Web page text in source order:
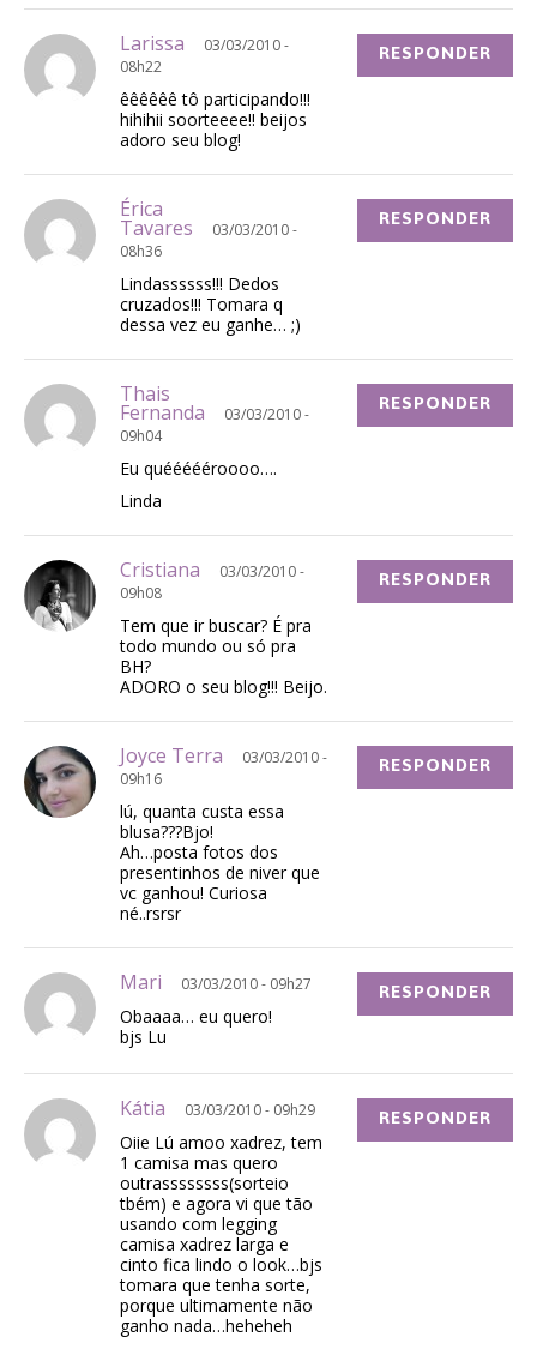
Larissa
03/03/2010 -
08h22
êêêêêê tô participando!!!
hihihii soorteeee!! beijos
adoro seu blog!
RESPONDER
Érica
Tavares
03/03/2010 -
08h36
Lindassssss!!! Dedos
cruzados!!! Tomara q
dessa vez eu ganhe… ;)
RESPONDER
Thais
Fernanda
03/03/2010 -
09h04
Eu quéééééroooo….
Linda
RESPONDER
Cristiana
03/03/2010 -
09h08
Tem que ir buscar? É pra
todo mundo ou só pra
BH?
ADORO o seu blog!!! Beijo.
RESPONDER
Joyce Terra
03/03/2010 -
09h16
lú, quanta custa essa
blusa???Bjo!
Ah…posta fotos dos
presentinhos de niver que
vc ganhou! Curiosa
né..rsrsr
RESPONDER
Mari 03/03/2010 - 09h27
Obaaaa… eu quero!
bjs Lu
RESPONDER
Kátia 03/03/2010 - 09h29
Oiie Lú amoo xadrez, tem
1 camisa mas quero
outrassssssss(sorteio
tbém) e agora vi que tão
usando com legging
camisa xadrez larga e
cinto fica lindo o look…bjs
tomara que tenha sorte,
porque ultimamente não
ganho nada…heheheh
RESPONDER